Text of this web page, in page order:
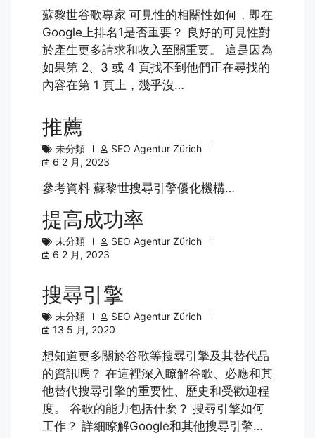
蘇黎世谷歌專家 可見性的相關性如何，即在
Google上排名1是否重要？ 良好的可見性對
於產生更多請求和收入至關重要。 這是因為
如果第 2、3 或 4 頁找不到他們正在尋找的
內容在第 1 頁上，幾乎沒…
推薦
未分類
SEO Agentur Zürich
6 2 月, 2023
參考資料 蘇黎世搜尋引擎優化機構…
提高成功率
未分類
SEO Agentur Zürich
6 2 月, 2023
搜尋引擎
未分類
SEO Agentur Zürich
13 5 月, 2020
想知道更多關於谷歌等搜尋引擎及其替代品
的資訊嗎？ 在這裡深入瞭解谷歌、必應和其
他替代搜尋引擎的重要性、歷史和受歡迎程
度。 谷歌的能力包括什麼？ 搜尋引擎如何
工作？ 詳細瞭解Google和其他搜尋引擎…